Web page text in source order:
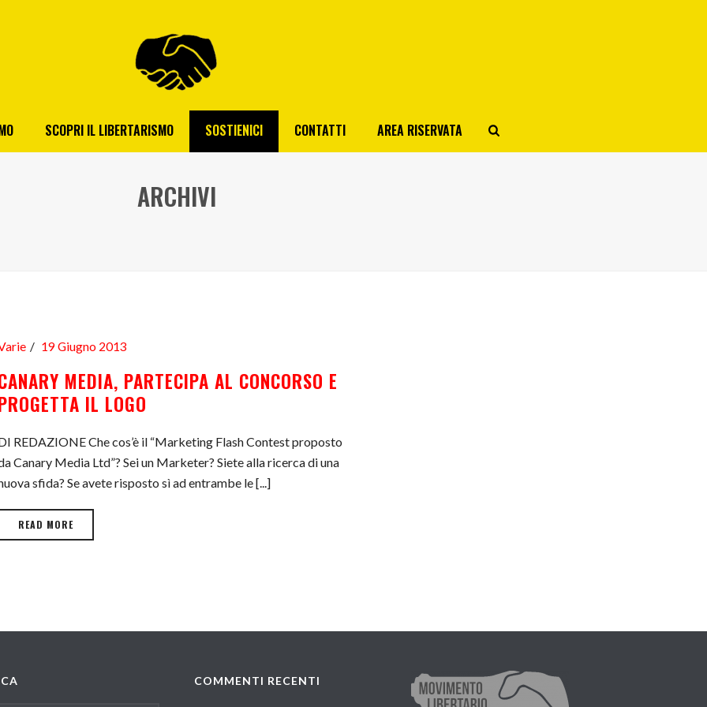
SCOPRI IL LIBERTARISMO SOSTIENICI CONTATTI AREA RISERVATA
ARCHIVI
19 Giugno 2013
MEDIA, PARTECIPA AL CONCORSO E
IL LOGO
REDAZIONE Che cos’è il “Marketing Flash Contest proposto
Canary Media Ltd”? Sei un Marketer? Siete alla ricerca di una
sfida? Se avete risposto sì ad entrambe le [...]
READ MORE
COMMENTI RECENTI